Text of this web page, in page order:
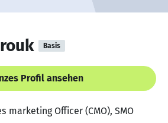
Basis
Profil ansehen
marketing Officer (CMO), SMO